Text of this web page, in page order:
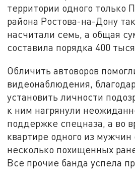
территории одного только
района Ростова-на-Дону
насчитали семь, а общая
составила порядка 400
Обличить автоворов
видеонаблюдения,
установить личности
к ним нагрянули
поддержке спецназа, а во
квартире одного из
несколько похищенных
Все прочие банда успела